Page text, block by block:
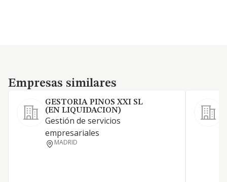
Empresas similares
Empresas similares
GESTORIA PINOS XXI SL
(EN LIQUIDACION)
Gestión de servicios
empresariales
MADRID